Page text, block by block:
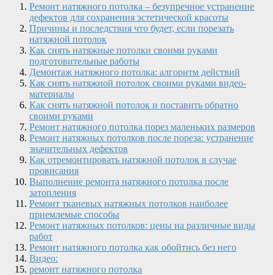
Ремонт натяжного потолка – безупречное устранение
дефектов для сохранения эстетической красоты
Причины и последствия что будет, если порезать
натяжной потолок
Как снять натяжные потолки своими руками
подготовительные работы
Демонтаж натяжного потолка: алгоритм действий
Как снять натяжной потолок своими руками видео-
материалы
Как снять натяжной потолок и поставить обратно
своими руками
Ремонт натяжного потолка порез маленьких размеров
Ремонт натяжных потолков после пореза: устранение
значительных дефектов
Как отремонтировать натяжной потолок в случае
провисания
Выполнение ремонта натяжного потолка после
затопления
Ремонт тканевых натяжных потолков наиболее
приемлемые способы
Ремонт натяжных потолков: цены на различные виды
работ
Ремонт натяжного потолка как обойтись без него
Видео:
ремонт натяжного потолка